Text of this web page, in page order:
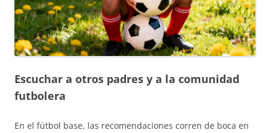
Escuchar a otros padres y a la comunidad
futbolera
En el fútbol base, las recomendaciones corren de boca en